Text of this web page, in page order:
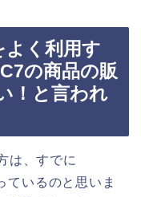
く利用す
の商品の販
！と言われ
は、すでに
ているのと思いま